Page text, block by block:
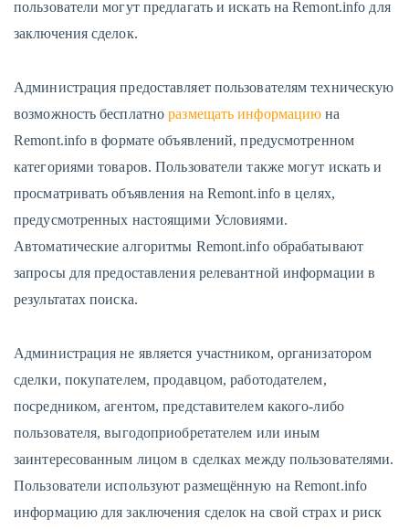
пользователи могут предлагать и искать на Remont.info для
заключения сделок.
Администрация предоставляет пользователям техническую
возможность бесплатноразмещать информацию на
Remont.info в формате объявлений, предусмотренном
категориями товаров. Пользователи также могут искать и
просматривать объявления на Remont.info в целях,
предусмотренных настоящими Условиями.
Автоматические алгоритмы Remont.info обрабатывают
запросы для предоставления релевантной информации в
результатах поиска.
Администрация не является участником, организатором
сделки, покупателем, продавцом, работодателем,
посредником, агентом, представителем какого-либо
пользователя, выгодоприобретателем или иным
заинтересованным лицом в сделках между пользователями.
Пользователи используют размещённую на Remont.info
информацию для заключения сделок на свой страх и риск